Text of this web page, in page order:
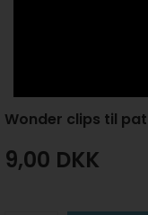
Wonder clips til
9,00 DKK